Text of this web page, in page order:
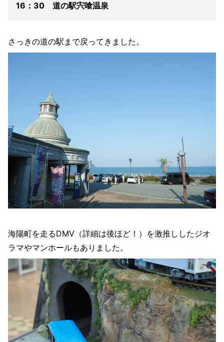
16：30 道の駅宍喰温泉
さっきの道の駅まで戻ってきました。
海陽町を走るDMV（詳細は後ほど！）を激推ししたジオ
ラマやマンホールもありました。